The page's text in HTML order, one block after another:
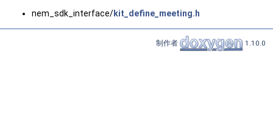
nem_sdk_interface/kit_define_meeting.h
制作者 1.10.0